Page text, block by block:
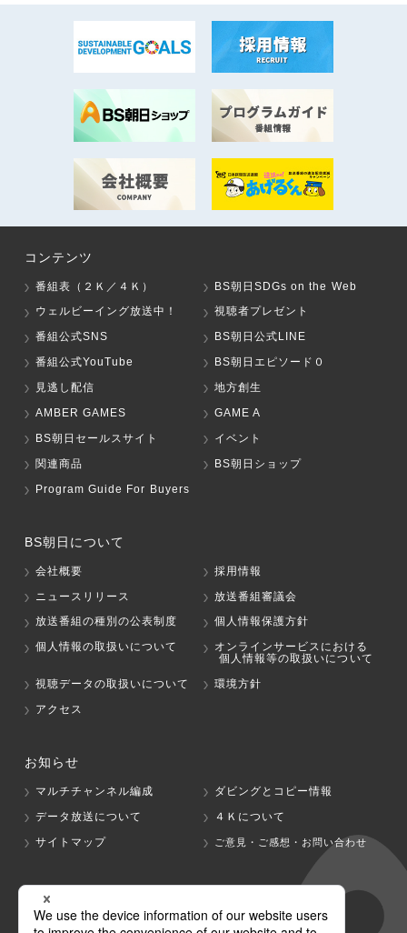
コンテンツ
番組表（２Ｋ／４Ｋ）
BS朝日SDGs on the Web
ウェルビーイング放送中！
視聴者プレゼント
番組公式SNS
BS朝日公式LINE
番組公式YouTube
BS朝日エピソード０
見逃し配信
地方創生
AMBER GAMES
GAME A
BS朝日セールスサイト
イベント
関連商品
BS朝日ショップ
Program Guide For Buyers
BS朝日について
会社概要
採用情報
ニュースリリース
放送番組審議会
放送番組の種別の公表制度
個人情報保護方針
個人情報の取扱いについて
オンラインサービスにおける
個人情報等の取扱いについて
視聴データの取扱いについて
環境方針
アクセス
お知らせ
マルチチャンネル編成
ダビングとコピー情報
データ放送について
４Ｋについて
サイトマップ
ご意見・ご感想・お問い合わせ
グループ会社
テレビ朝日 テレ朝チャンネル